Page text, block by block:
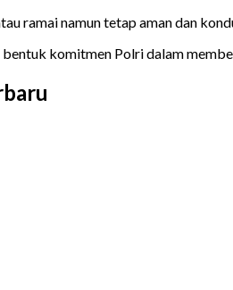
ramai namun tetap aman dan
komitmen Polri dalam